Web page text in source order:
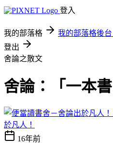
登入
我的部落格 我的部落格後台
登出
舍論之散文
舍論：「一本書
於凡人！
16年前